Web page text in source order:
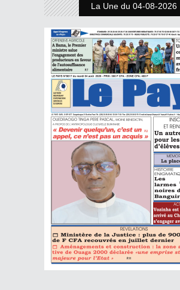
La Une du 04-08-2026